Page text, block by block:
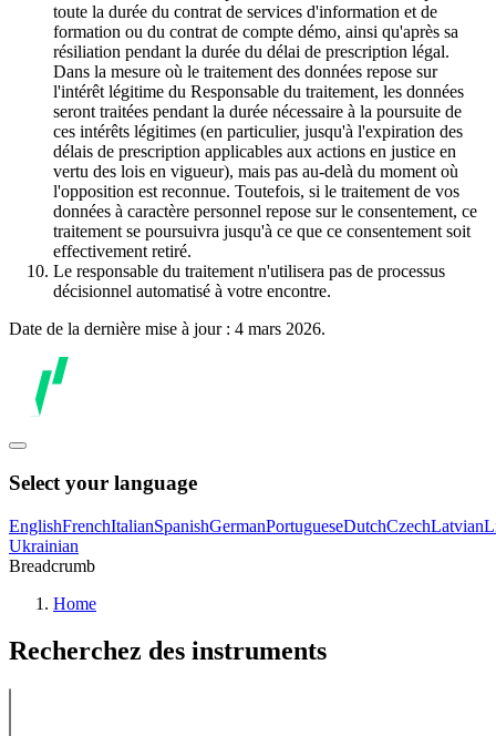
toute la durée du contrat de services d'information et de
formation ou du contrat de compte démo, ainsi qu'après sa
résiliation pendant la durée du délai de prescription légal.
Dans la mesure où le traitement des données repose sur
l'intérêt légitime du Responsable du traitement, les données
seront traitées pendant la durée nécessaire à la poursuite de
ces intérêts légitimes (en particulier, jusqu'à l'expiration des
délais de prescription applicables aux actions en justice en
vertu des lois en vigueur), mais pas au-delà du moment où
l'opposition est reconnue. Toutefois, si le traitement de vos
données à caractère personnel repose sur le consentement, ce
traitement se poursuivra jusqu'à ce que ce consentement soit
effectivement retiré.
Le responsable du traitement n'utilisera pas de processus
décisionnel automatisé à votre encontre.
Date de la dernière mise à jour : 4 mars 2026.
Select your language
EnglishFrenchItalianSpanishGermanPortugueseDutchCzechLatvian
Ukrainian
Breadcrumb
Home
Recherchez des instruments